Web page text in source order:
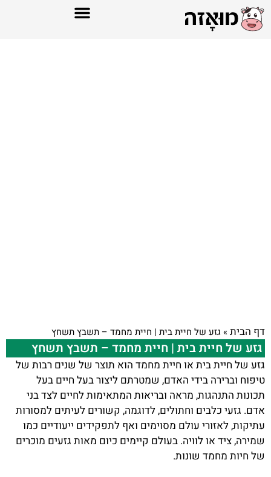
דף הבית» גזע של חיית בית | חיית מחמד – תשבץ תשחץ
גזע של חיית בית | חיית מחמד – תשבץ תשחץ
גזע של חיית בית או חיית מחמד הוא תוצר של שנים רבות של
טיפוח וברירה בידי האדם, שמטרתם ליצור בעל חיים בעל
תכונות התנהגות, מראה ובריאות המתאימות לחיים לצד בני
אדם. גזעי כלבים וחתולים, לדוגמה, קשורים לעיתים למסורות
עתיקות, לאזורי עולם מסוימים ואף לתפקידים ייעודיים כמו
שמירה, ציד או לוויה. בעולם קיימים כיום מאות גזעים מוכרים
של חיות מחמד שונות.